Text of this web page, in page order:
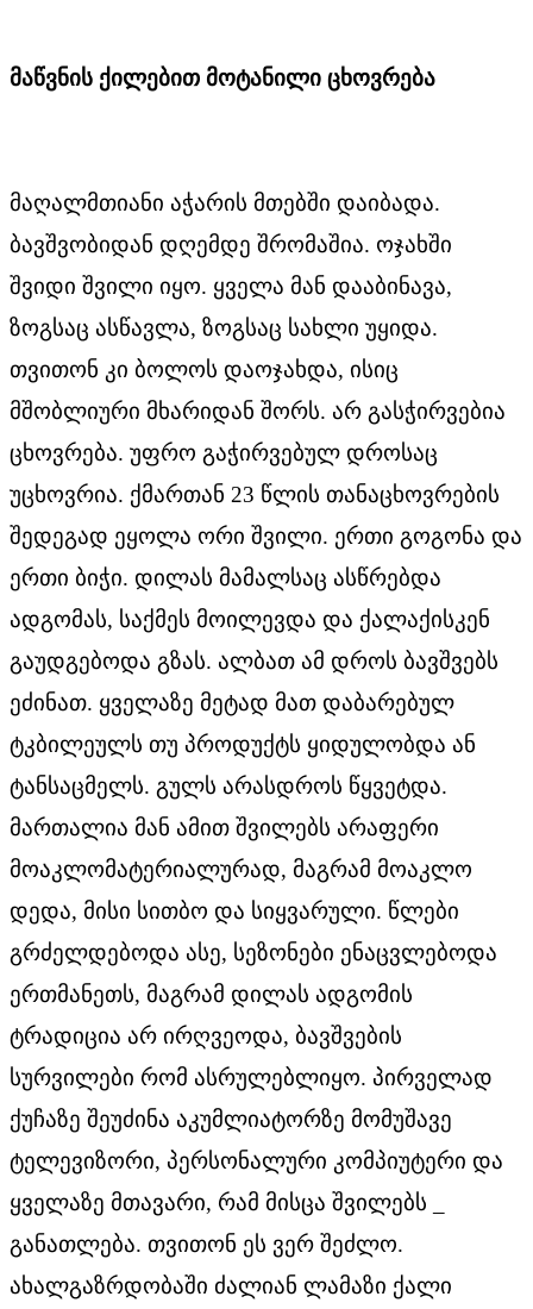
მაწვნის ქილებით მოტანილი ცხოვრება
მაღალმთიანი აჭარის მთებში დაიბადა.
ბავშვობიდან დღემდე შრომაშია. ოჯახში
შვიდი შვილი იყო. ყველა მან დააბინავა,
ზოგსაც ასწავლა, ზოგსაც სახლი უყიდა.
თვითონ კი ბოლოს დაოჯახდა, ისიც
მშობლიური მხარიდან შორს. არ გასჭირვებია
ცხოვრება. უფრო გაჭირვებულ დროსაც
უცხოვრია. ქმართან 23 წლის თანაცხოვრების
შედეგად ეყოლა ორი შვილი. ერთი გოგონა და
ერთი ბიჭი. დილას მამალსაც ასწრებდა
ადგომას, საქმეს მოილევდა და ქალაქისკენ
გაუდგებოდა გზას. ალბათ ამ დროს ბავშვებს
ეძინათ. ყველაზე მეტად მათ დაბარებულ
ტკბილეულს თუ პროდუქტს ყიდულობდა ან
ტანსაცმელს. გულს არასდროს წყვეტდა.
მართალია მან ამით შვილებს არაფერი
მოაკლომატერიალურად, მაგრამ მოაკლო
დედა, მისი სითბო და სიყვარული. წლები
გრძელდებოდა ასე, სეზონები ენაცვლებოდა
ერთმანეთს, მაგრამ დილას ადგომის
ტრადიცია არ ირღვეოდა, ბავშვების
სურვილები რომ ასრულებლიყო. პირველად
ქუჩაზე შეუძინა აკუმლიატორზე მომუშავე
ტელევიზორი, პერსონალური კომპიუტერი და
ყველაზე მთავარი, რამ მისცა შვილებს _
განათლება. თვითონ ეს ვერ შეძლო.
ახალგაზრდობაში ძალიან ლამაზი ქალი